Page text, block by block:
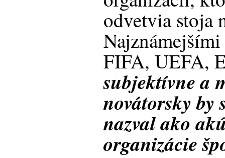
odvetvia stoja
FIFA, UEFA,
subjektívne a
novátorsky
nazval ako
organizácie